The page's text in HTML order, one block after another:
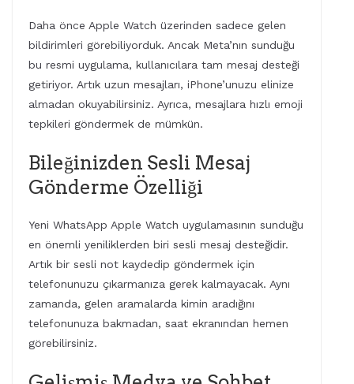
Daha önce Apple Watch üzerinden sadece gelen
bildirimleri görebiliyorduk. Ancak Meta’nın sunduğu
bu resmi uygulama, kullanıcılara tam mesaj desteği
getiriyor. Artık uzun mesajları, iPhone’unuzu elinize
almadan okuyabilirsiniz. Ayrıca, mesajlara hızlı emoji
tepkileri göndermek de mümkün.
Bileğinizden Sesli Mesaj
Gönderme Özelliği
Yeni WhatsApp Apple Watch uygulamasının sunduğu
en önemli yeniliklerden biri sesli mesaj desteğidir.
Artık bir sesli not kaydedip göndermek için
telefonunuzu çıkarmanıza gerek kalmayacak. Aynı
zamanda, gelen aramalarda kimin aradığını
telefonunuza bakmadan, saat ekranından hemen
görebilirsiniz.